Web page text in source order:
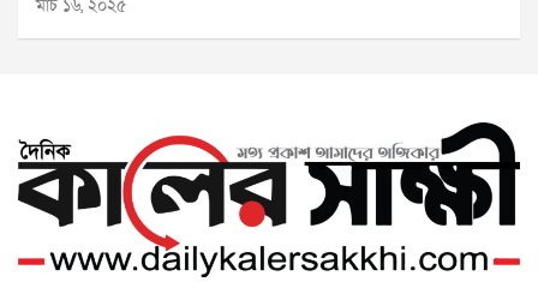
মার্চ ১৬, ২০২৫